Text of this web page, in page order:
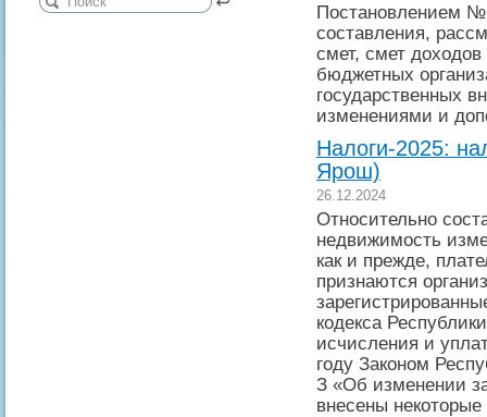
Постановлением №
составления,
смет, смет
бюджетных
государственных
изменениями и
Налоги-2025:
Ярош)
26.12.2024
Относительно
недвижимость
как и прежде,
признаются
кодекса
исчисления и
году Законом
З «Об изменении
внесены